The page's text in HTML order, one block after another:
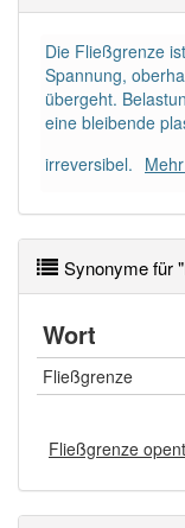
Wörter mit
anderen Artikel
Das Wort wird
94% unserer
korrekt erraten.
Die Fließgrenze
Spannung,
übergeht.
eine bleibende
irreversibel.
Synonyme für
Wort
Fließgrenze
Fließgrenze